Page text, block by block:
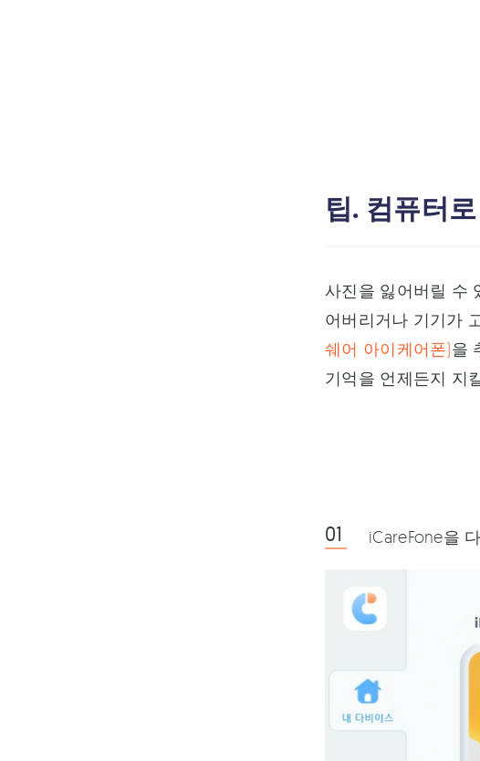
팁. 컴퓨터
사진을 잃어버릴 수
어버리거나 기기가
쉐어 아이케어폰)을
기억을 언제든지 지
iCareFone을